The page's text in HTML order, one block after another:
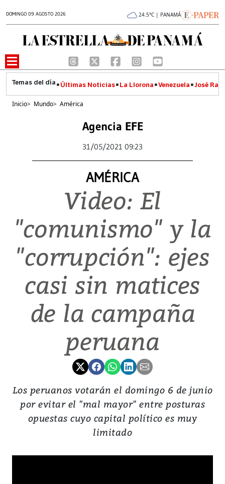
DOMINGO 09 AGOSTO 2026 24.5°C | PANAMÁ
Últimas Noticias La Llorona Venezuela José
Inicio> Mundo> América
Agencia EFE
31/05/2021 09:23
AMÉRICA
Video: El
"comunismo" y la
"corrupción": ejes
casi sin matices
de la campaña
peruana
Los peruanos votarán el domingo 6 de junio
por evitar el "mal mayor" entre posturas
opuestas cuyo capital político es muy
limitado